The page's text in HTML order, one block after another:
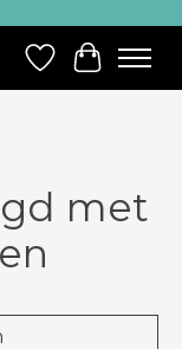
Verlanglijst
met